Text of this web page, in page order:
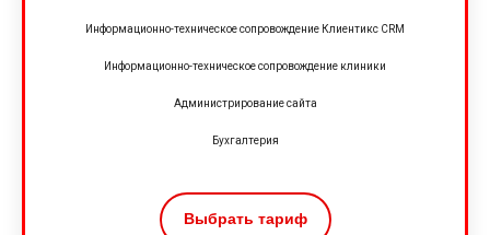
Информационно-техническое сопровождение Клиентикс CRM
Информационно-техническое сопровождение клиники
Администрирование сайта
Бухгалтерия
Выбрать тариф